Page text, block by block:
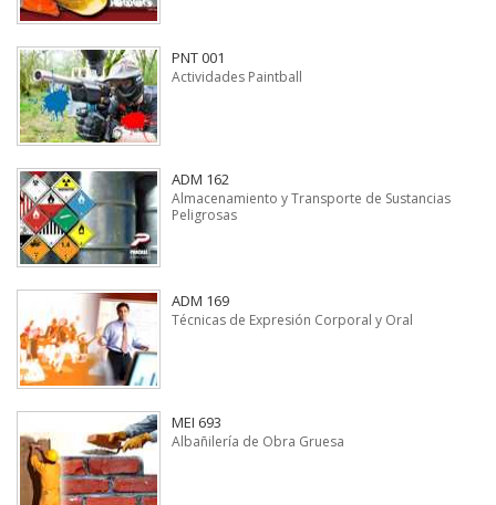
PNT 001
Actividades Paintball
ADM 162
Almacenamiento y Transporte de Sustancias
Peligrosas
ADM 169
Técnicas de Expresión Corporal y Oral
MEI 693
Albañilería de Obra Gruesa